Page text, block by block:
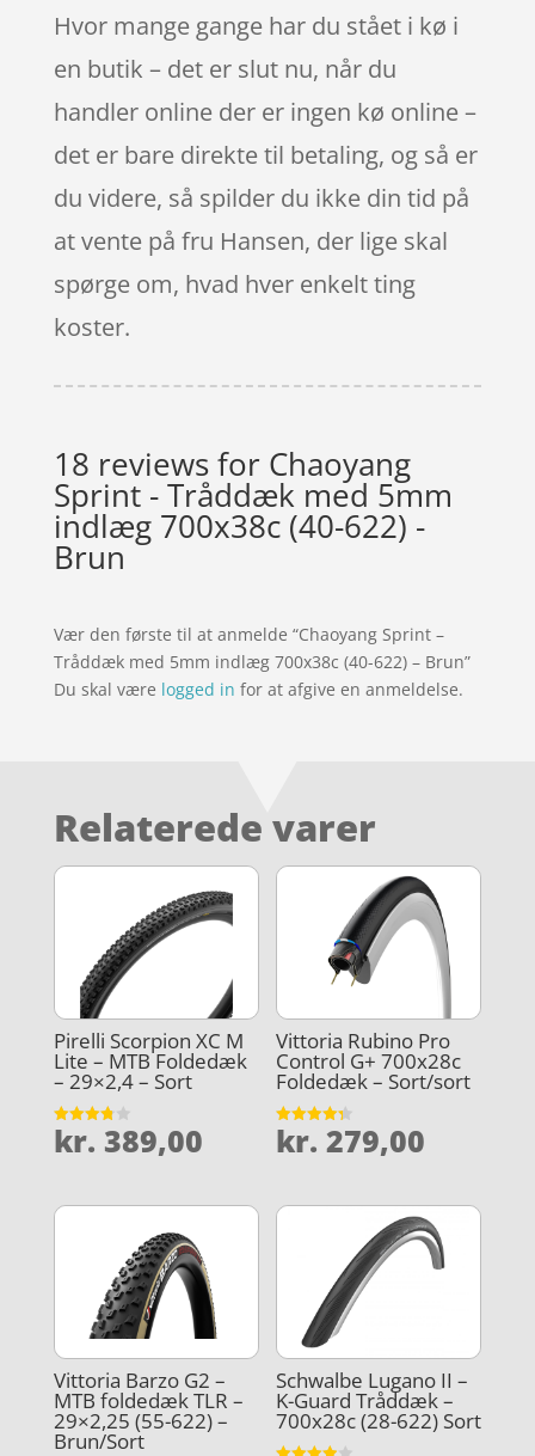
Hvor mange gange har du stået i kø i
en butik – det er slut nu, når du
handler online der er ingen kø online –
det er bare direkte til betaling, og så er
du videre, så spilder du ikke din tid på
at vente på fru Hansen, der lige skal
spørge om, hvad hver enkelt ting
koster.
18 reviews for Chaoyang
Sprint - Tråddæk med 5mm
indlæg 700x38c (40-622) -
Brun
Vær den første til at anmelde “Chaoyang Sprint –
Tråddæk med 5mm indlæg 700x38c (40-622) – Brun”
Du skal være logged in for at afgive en anmeldelse.
Relaterede varer
Pirelli Scorpion XC M
Lite – MTB Foldedæk
– 29×2,4 – Sort
Vurderet
3.8
kr. 389,00
Vittoria Rubino Pro
Control G+ 700x28c
Foldedæk – Sort/sort
Vurderet
4.3
kr. 279,00
Vittoria Barzo G2 –
MTB foldedæk TLR –
29×2,25 (55-622) –
Brun/Sort
Schwalbe Lugano II –
K-Guard Tråddæk –
700x28c (28-622) Sort